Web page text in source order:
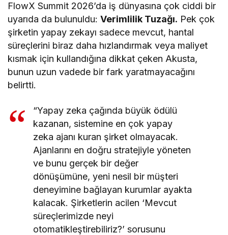
FlowX Summit 2026’da iş dünyasına çok ciddi bir
uyarıda da bulunuldu:Verimlilik Tuzağı. Pek çok
şirketin yapay zekayı sadece mevcut, hantal
süreçlerini biraz daha hızlandırmak veya maliyet
kısmak için kullandığına dikkat çeken Akusta,
bunun uzun vadede bir fark yaratmayacağını
belirtti.
“Yapay zeka çağında büyük ödülü
kazanan, sistemine en çok yapay
zeka ajanı kuran şirket olmayacak.
Ajanlarını en doğru stratejiyle yöneten
ve bunu gerçek bir değer
dönüşümüne, yeni nesil bir müşteri
deneyimine bağlayan kurumlar ayakta
kalacak. Şirketlerin acilen ‘Mevcut
süreçlerimizde neyi
otomatikleştirebiliriz?’ sorusunu